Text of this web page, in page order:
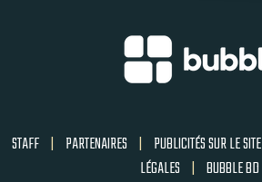
STAFF | PARTENAIRES | PUBLICITÉS SUR LE SITE
LÉGALES | BUBBLE BD